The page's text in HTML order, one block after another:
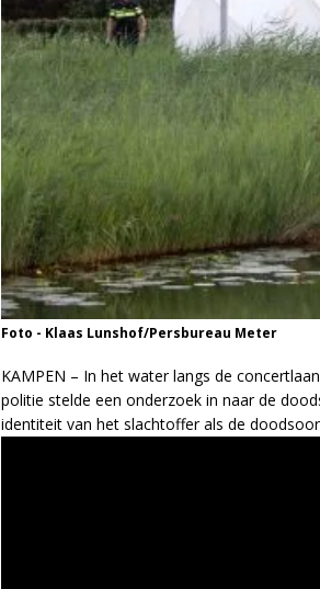
Foto - Klaas Lunshof/Persbureau Meter
KAMPEN – In het water langs de
politie stelde een onderzoek in naar de
identiteit van het slachtoffer als de